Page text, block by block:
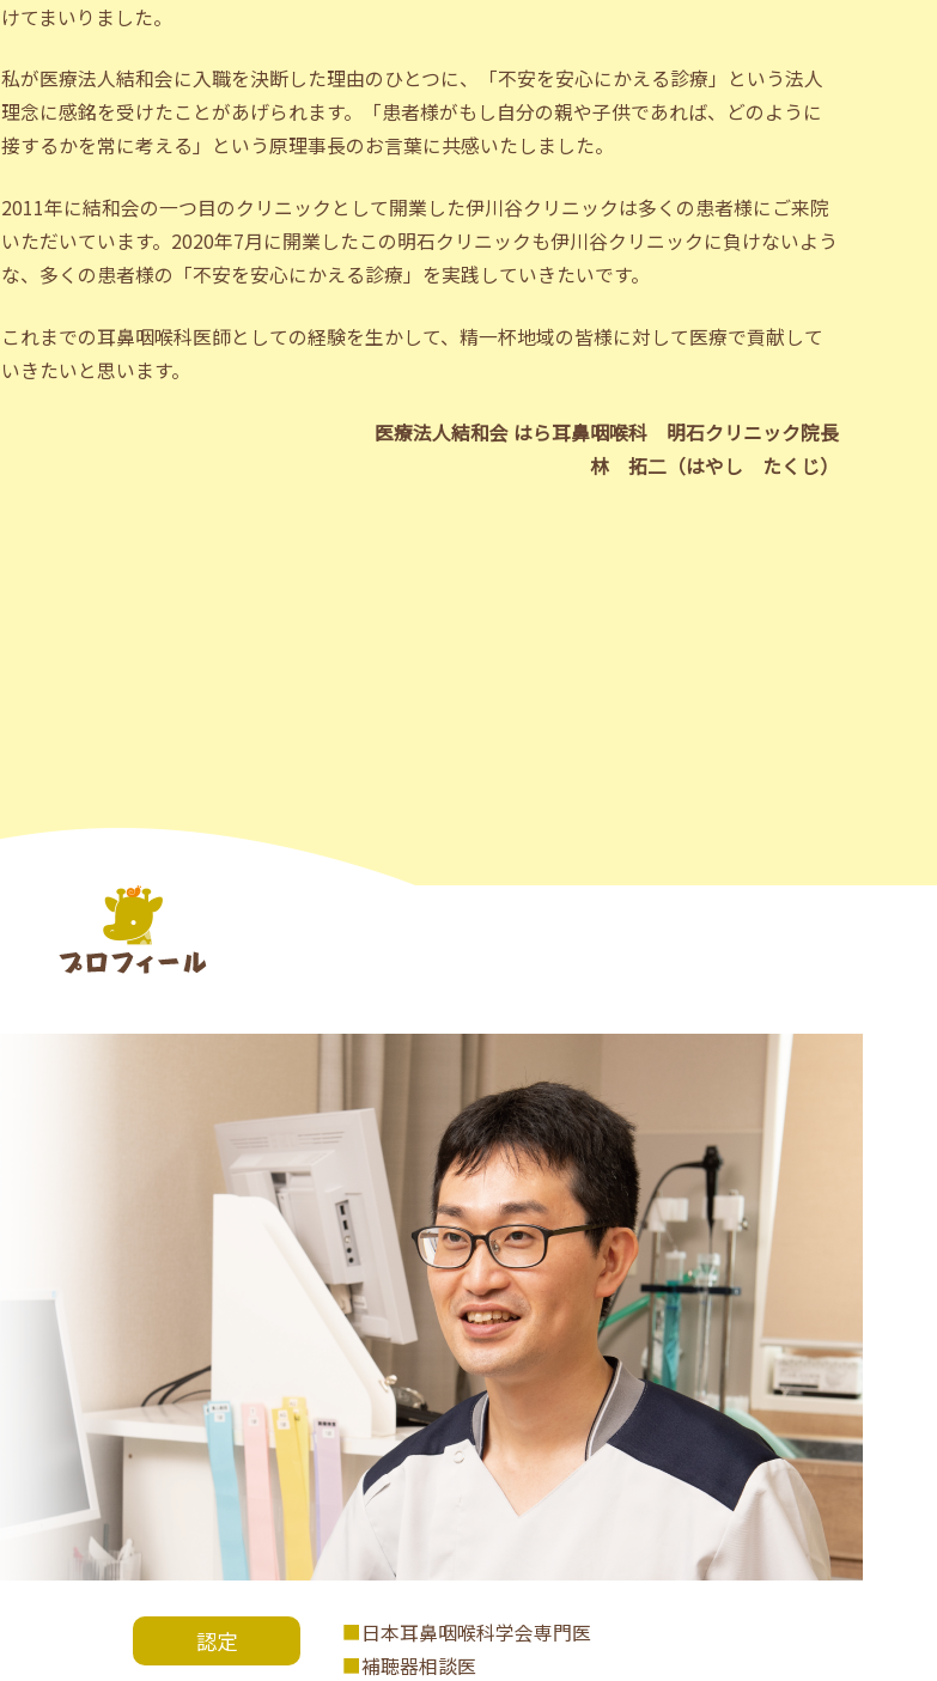
けてまいりました。
私が医療法人結和会に入職を決断した理由のひとつに、「不安を安心にかえる診療」という法人
理念に感銘を受けたことがあげられます。「患者様がもし自分の親や子供であれば、どのように
接するかを常に考える」という原理事長のお言葉に共感いたしました。
2011年に結和会の一つ目のクリニックとして開業した伊川谷クリニックは多くの患者様にご来院
いただいています。2020年7月に開業したこの明石クリニックも伊川谷クリニックに負けないよう
な、多くの患者様の「不安を安心にかえる診療」を実践していきたいです。
これまでの耳鼻咽喉科医師としての経験を生かして、精一杯地域の皆様に対して医療で貢献して
いきたいと思います。
医療法人結和会 はら耳鼻咽喉科 明石クリニック院長
林 拓二（はやし たくじ）
認定
日本耳鼻咽喉科学会専門医
補聴器相談医